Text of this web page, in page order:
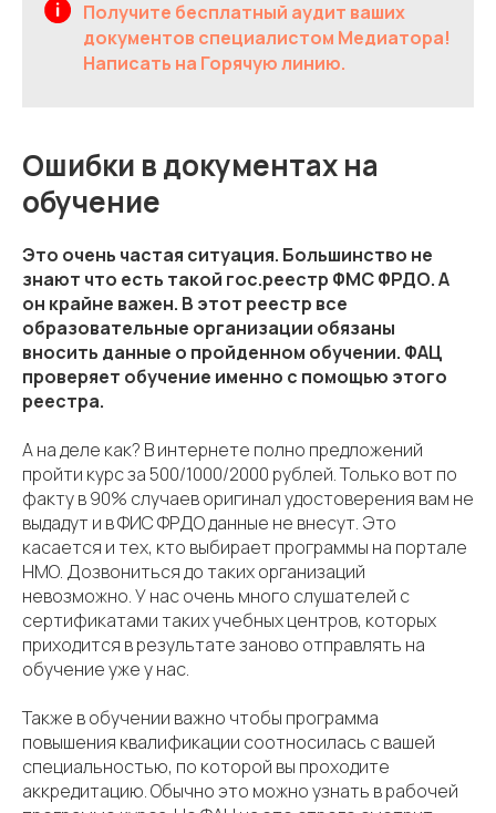
Получите бесплатный аудит ваших
документов специалистом Медиатора!
Написать на Горячую линию.
Ошибки в документах на
обучение
Это очень частая ситуация. Большинство не
знают что есть такой гос.реестр ФМС ФРДО. А
он крайне важен. В этот реестр все
образовательные организации обязаны
вносить данные о пройденном обучении. ФАЦ
проверяет обучение именно с помощью этого
реестра.
А на деле как? В интернете полно предложений
пройти курс за 500/1000/2000 рублей. Только вот по
факту в 90% случаев оригинал удостоверения вам не
выдадут и в ФИС ФРДО данные не внесут. Это
касается и тех, кто выбирает программы на портале
НМО. Дозвониться до таких организаций
невозможно. У нас очень много слушателей с
сертификатами таких учебных центров, которых
приходится в результате заново отправлять на
обучение уже у нас.
Также в обучении важно чтобы программа
повышения квалификации соотносилась с вашей
специальностью, по которой вы проходите
аккредитацию. Обычно это можно узнать в рабочей